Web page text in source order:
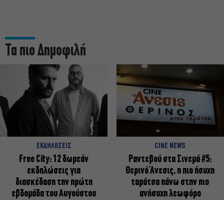
Τα πιο Δημοφιλή
ΕΚΔΗΛΩΣΕΙΣ
Free City: 12 δωρεάν
εκδηλώσεις για
διασκέδαση την πρώτη
εβδομάδα του Αυγούστου
CINE NEWS
Ραντεβού στα Σινεμά #5:
Θερινό Άνεσις, η πιο ήσυχη
ταράτσα πάνω στην πιο
ανήσυχη λεωφόρο